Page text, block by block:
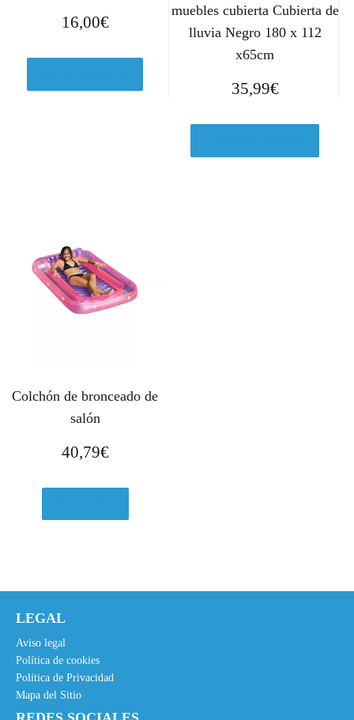
16,00€
muebles cubierta Cubierta de
lluvia Negro 180 x 112
x65cm
35,99€
Colchón de bronceado de
salón
40,79€
LEGAL
Aviso legal
Política de cookies
Política de Privacidad
Mapa del Sitio